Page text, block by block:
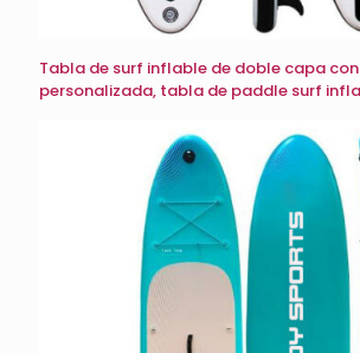
Tabla de surf inflable de doble capa
personalizada, tabla de paddle surf